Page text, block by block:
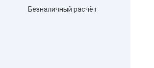
Безналичный расчёт